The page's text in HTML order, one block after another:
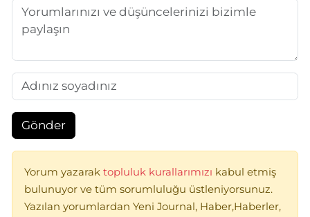
Gönder
Yorum yazarak topluluk kurallarımızı kabul etmiş
bulunuyor ve tüm sorumluluğu üstleniyorsunuz.
Yazılan yorumlardan Yeni Journal, Haber,Haberler,